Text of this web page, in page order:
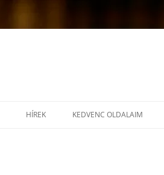
HÍREK KEDVENC OLDALAIM